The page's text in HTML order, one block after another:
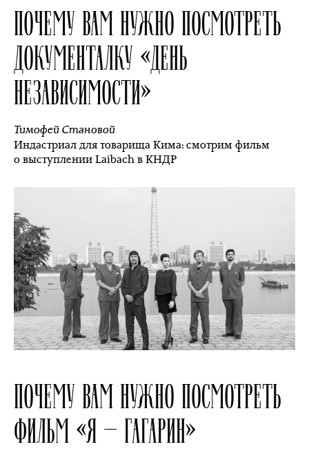
ПОЧЕМУ ВАМ НУЖНО ПОСМОТРЕТЬ
ДОКУМЕНТАЛКУ «ДЕНЬ
НЕЗАВИСИМОСТИ»
Тимофей Становой
Индастриал для товарища Кима: смотрим фильм
о выступлении Laibach в КНДР
ПОЧЕМУ ВАМ НУЖНО ПОСМОТРЕТЬ
ФИЛЬМ «Я — ГАГАРИН»